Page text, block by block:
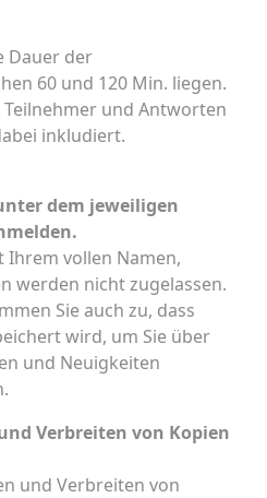
Dauer der
60 und 120 Min. liegen.
und Antworten
inkludiert.
dem jeweiligen
vollen Namen,
werden nicht zugelassen.
Sie auch zu, dass
wird, um Sie über
und Neuigkeiten
Verbreiten von Kopien
und Verbreiten von